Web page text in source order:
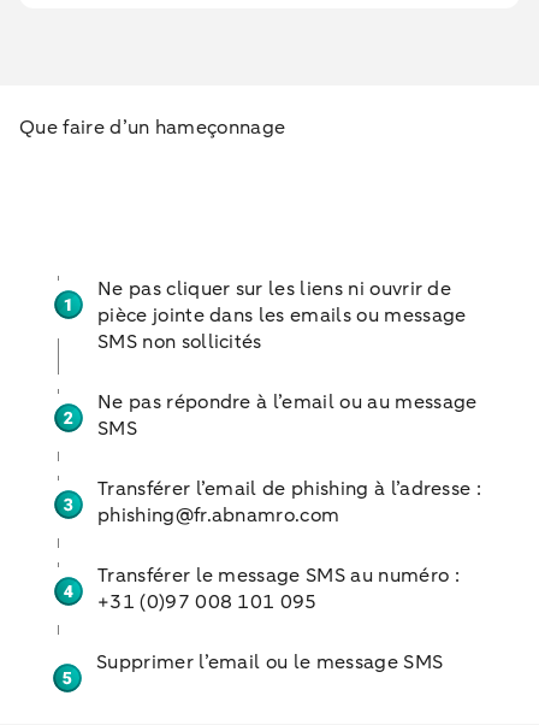
Que faire d’un hameçonnage
Ne pas cliquer sur les liens ni ouvrir de
pièce jointe dans les emails ou message
SMS non sollicités
Ne pas répondre à l’email ou au message
SMS
Transférer l’email de phishing à l’adresse :
phishing@fr.abnamro.com
Transférer le message SMS au numéro :
+31 (0)97 008 101 095
Supprimer l’email ou le message SMS